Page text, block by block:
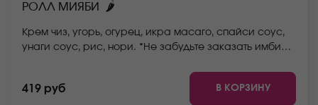
РОЛЛ МИЯБИ 🌶
Крем чиз, угорь, огурец, икра масаго, спайси соус,
унаги соус, рис, нори. *Не забудьте заказать имбирь,
заказа. *Внешний вид блюда может отличаться от
фото на сайте.
419 руб В КОРЗИНУ